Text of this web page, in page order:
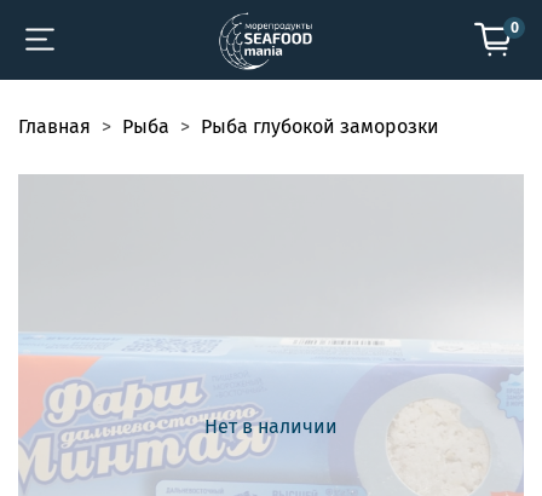
0
Главная Рыба Рыба глубокой заморозки
Нет в наличии